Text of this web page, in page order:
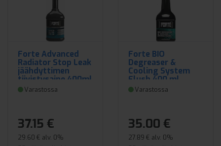
Forte Advanced
Radiator Stop Leak
jäähdyttimen
tiivistysaine 400ml
Varastossa
37.15 €
29.60 € alv. 0%
Forte BIO
Degreaser &
Cooling System
Flush 400 ml
jäähdytysjärjestel
Varastossa
35.00 €
27.89 € alv. 0%